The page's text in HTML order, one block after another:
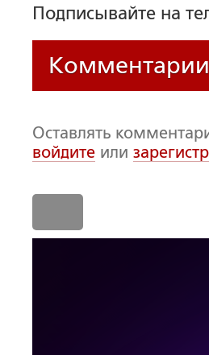
Подписывайте на
Комментарии
Оставлять
войдите или